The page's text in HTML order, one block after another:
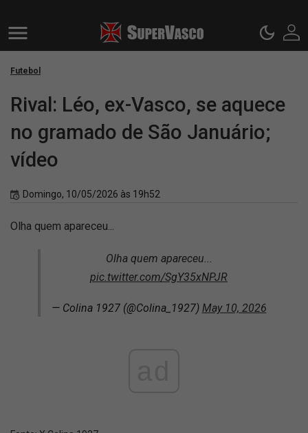
Futebol
Rival: Léo, ex-Vasco, se aquece
no gramado de São Januário;
vídeo
Domingo, 10/05/2026 às 19h52
Olha quem apareceu...
Olha quem apareceu...
pic.twitter.com/SgY35xNPJR
— Colina 1927 (@Colina_1927) May 10, 2026